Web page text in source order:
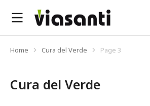
Tu sei qui:
Home Cura del Verde Page 3
Cura del Verde